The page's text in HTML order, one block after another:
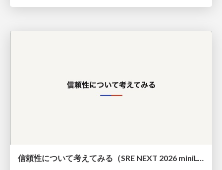
信頼性について考えてみる（SRE NEXT 2026 miniLT）